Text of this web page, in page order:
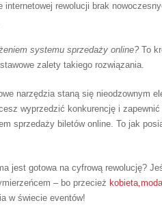
internetowej rewolucji brak
systemu sprzedaży online? To
zalety takiego rozwiązania.
narzędzia staną się nieodzownym
wyprzedzić konkurencję i
sprzedaży biletów online. To jak
jest gotowa na cyfrową rewolucję?
– bo przecież
w świecie eventów!